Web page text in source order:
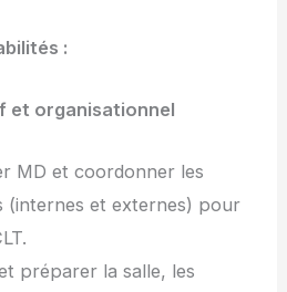
:
et organisationnel
MD et coordonner les
(internes et externes) pour
préparer la salle, les